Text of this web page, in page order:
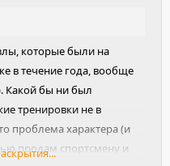
которые были на
в течение года, вообще
Какой бы ни был
тренировки не в
проблема характера (и
продам спортсмену и